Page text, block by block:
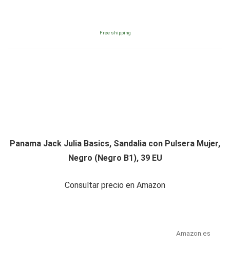
Free shipping
Panama Jack Julia Basics, Sandalia con Pulsera Mujer,
Negro (Negro B1), 39 EU
Consultar precio en Amazon
Amazon.es